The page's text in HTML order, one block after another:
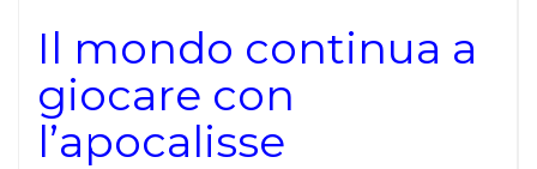
Il mondo continua a
giocare con
l’apocalisse